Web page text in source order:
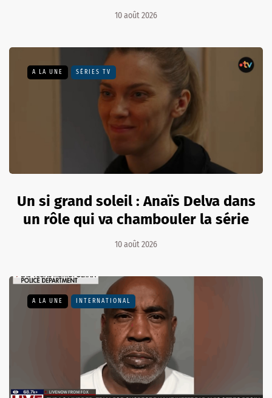
10 août 2026
A LA UNE SÉRIES TV
Un si grand soleil : Anaïs Delva dans
un rôle qui va chambouler la série
10 août 2026
A LA UNE INTERNATIONAL